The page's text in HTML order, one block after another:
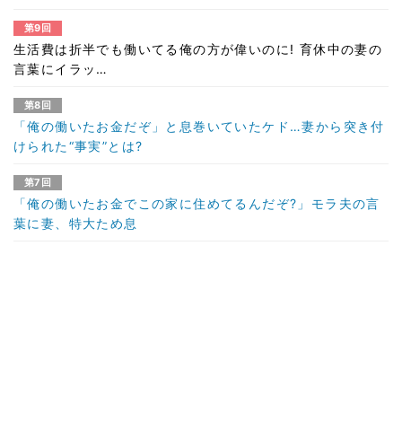
第9回
生活費は折半でも働いてる俺の方が偉いのに! 育休中の妻の
言葉にイラッ…
第8回
「俺の働いたお金だぞ」と息巻いていたケド…妻から突き付
けられた“事実”とは?
第7回
「俺の働いたお金でこの家に住めてるんだぞ?」モラ夫の言
葉に妻、特大ため息